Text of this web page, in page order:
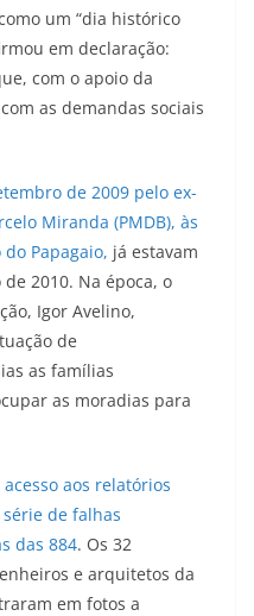
um “dia histórico
em declaração:
com o apoio da
as demandas sociais
de 2009 pelo ex-
Miranda (PMDB), às
Papagaio, já estavam
2010. Na época, o
Igor Avelino,
de
as famílias
as moradias para
acesso aos relatórios
de falhas
das 884. Os 32
e arquitetos da
em fotos a